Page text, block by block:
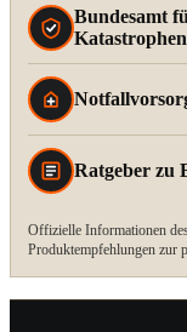
Bundesamt
Ratgeber zu
Offizielle Informationen
Produktempfehlungen zur